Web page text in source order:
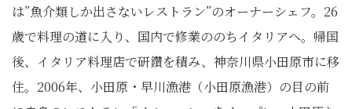
は”魚介類しか出さないレストラン”のオーナーシェフ。26
歳で料理の道に入り、国内で修業ののちイタリアへ。帰国
後、イタリア料理店で研鑽を積み、神奈川県小田原市に移
住。2006年、小田原・早川漁港（小田原漁港）の目の前